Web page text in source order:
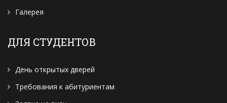
Галерея
ДЛЯ СТУДЕНТОВ
День открытых дверей
Требования к абитуриентам